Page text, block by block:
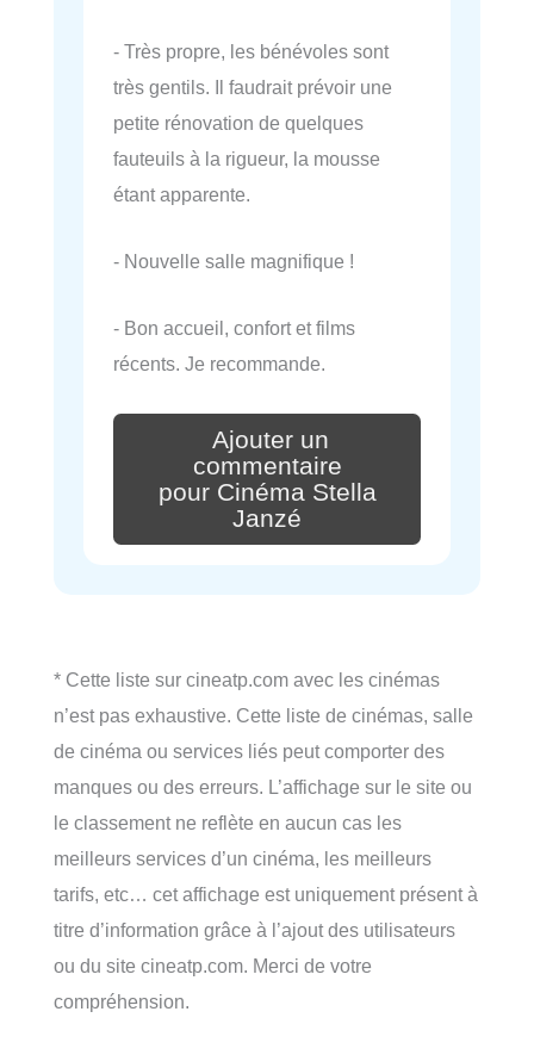
- Très propre, les bénévoles sont
très gentils. Il faudrait prévoir une
petite rénovation de quelques
fauteuils à la rigueur, la mousse
étant apparente.
- Nouvelle salle magnifique !
- Bon accueil, confort et films
récents. Je recommande.
Ajouter un
commentaire
pour Cinéma Stella
Janzé
* Cette liste sur cineatp.com avec les cinémas
n’est pas exhaustive. Cette liste de cinémas, salle
de cinéma ou services liés peut comporter des
manques ou des erreurs. L’affichage sur le site ou
le classement ne reflète en aucun cas les
meilleurs services d’un cinéma, les meilleurs
tarifs, etc… cet affichage est uniquement présent à
titre d’information grâce à l’ajout des utilisateurs
ou du site cineatp.com. Merci de votre
compréhension.